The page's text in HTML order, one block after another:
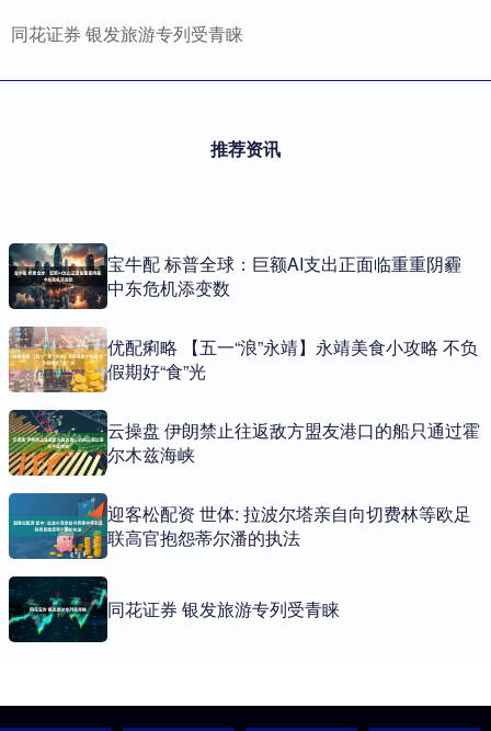
同花证券 银发旅游专列受青睐
推荐资讯
宝牛配 标普全球：巨额AI支出正面临重重阴霾
中东危机添变数
优配痢略 【五一“浪”永靖】永靖美食小攻略 不负
假期好“食”光
云操盘 伊朗禁止往返敌方盟友港口的船只通过霍
尔木兹海峡
迎客松配资 世体: 拉波尔塔亲自向切费林等欧足
联高官抱怨蒂尔潘的执法
同花证券 银发旅游专列受青睐